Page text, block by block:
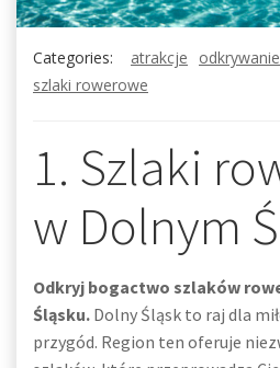
Categories: atrakcje odkrywanie
szlaki rowerowe
1. Szlaki
w Dolnym
Odkryj bogactwo szlaków
Śląsku. Dolny Śląsk to raj dla
przygód. Region ten oferuje